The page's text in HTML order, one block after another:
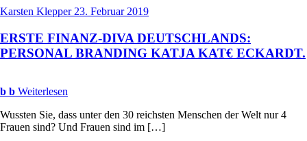
Karsten Klepper 23. Februar 2019
ERSTE FINANZ-DIVA DEUTSCHLANDS:
PERSONAL BRANDING KATJA KAT€ ECKARDT.
b b Weiterlesen
Wussten Sie, dass unter den 30 reichsten Menschen der Welt nur 4
Frauen sind? Und Frauen sind im […]